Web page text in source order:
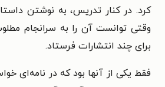
کرد. در کنار تدریس، به نوشتن
وقتی توانست آن را به سرانجام
برای چند انتشارات فرستاد.
فقط یکی از آنها بود که در نامه‌ای